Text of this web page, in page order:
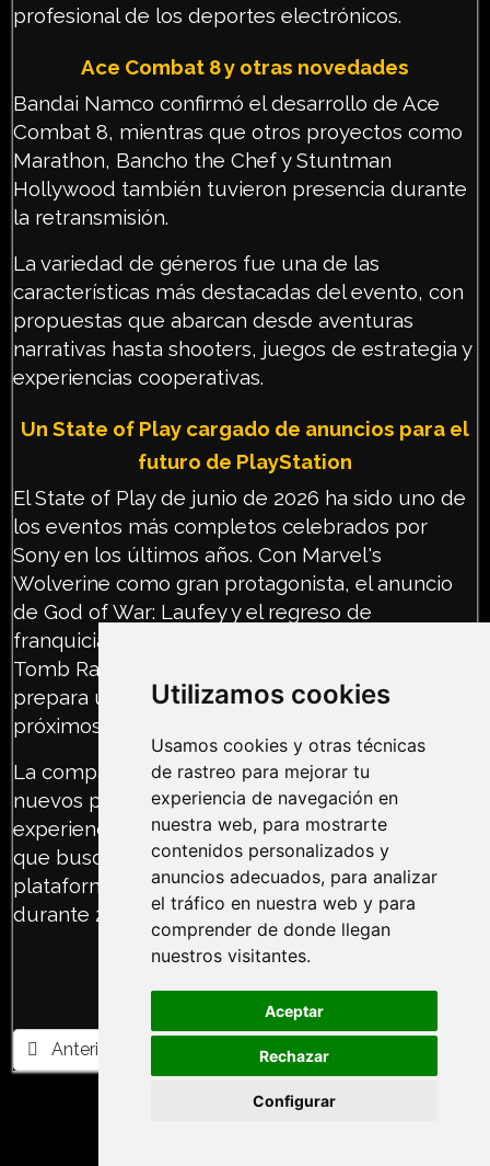
Utilizamos cookies
Usamos cookies y otras técnicas
de rastreo para mejorar tu
experiencia de navegación en
nuestra web, para mostrarte
contenidos personalizados y
anuncios adecuados, para analizar
el tráfico en nuestra web y para
comprender de donde llegan
nuestros visitantes.
Aceptar
Rechazar
Configurar
profesional de los deportes electrónicos.
Ace Combat 8 y otras novedades
Bandai Namco confirmó el desarrollo de Ace
Combat 8, mientras que otros proyectos como
Marathon, Bancho the Chef y Stuntman
Hollywood también tuvieron presencia durante
la retransmisión.
La variedad de géneros fue una de las
características más destacadas del evento, con
propuestas que abarcan desde aventuras
narrativas hasta shooters, juegos de estrategia y
experiencias cooperativas.
Un State of Play cargado de anuncios para el
futuro de PlayStation
El State of Play de junio de 2026 ha sido uno de
los eventos más completos celebrados por
Sony en los últimos años. Con Marvel's
Wolverine como gran protagonista, el anuncio
de God of War: Laufey y el regreso de
franquicias tan importantes como Rayman y
Tomb Raider, PlayStation ha dejado claro que
prepara un catálogo muy sólido para los
próximos meses.
La compañía también reforzó su apuesta por
nuevos proyectos, juegos de terror,
experiencias multijugador y títulos exclusivos
que buscarán consolidar a PS5 como una de las
plataformas más atractivas del mercado
durante 2026 y 2027.
Artículo anterior: Summer Game Fest 2026: todos los
Anterior Artículo siguiente: God of War: Laufey es